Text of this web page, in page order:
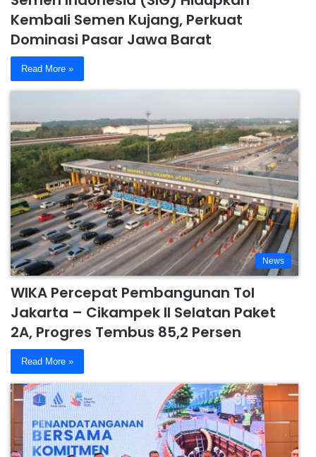
Kembali Semen Kujang, Perkuat
Dominasi Pasar Jawa Barat
Read More »
News
WIKA Percepat Pembangunan Tol
Jakarta – Cikampek II Selatan Paket
2A, Progres Tembus 85,2 Persen
Read More »